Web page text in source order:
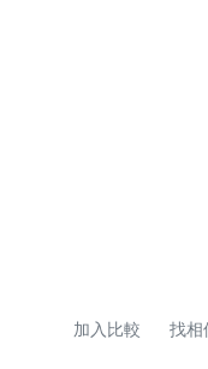
加入比較 找相